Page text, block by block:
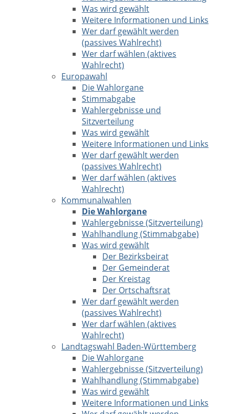
Was wird gewählt
Weitere Informationen und Links
Wer darf gewählt werden
(passives Wahlrecht)
Wer darf wählen (aktives
Wahlrecht)
Europawahl
Die Wahlorgane
Stimmabgabe
Wahlergebnisse und
Sitzverteilung
Was wird gewählt
Weitere Informationen und Links
Wer darf gewählt werden
(passives Wahlrecht)
Wer darf wählen (aktives
Wahlrecht)
Kommunalwahlen
Die Wahlorgane
Wahlergebnisse (Sitzverteilung)
Wahlhandlung (Stimmabgabe)
Was wird gewählt
Der Bezirksbeirat
Der Gemeinderat
Der Kreistag
Der Ortschaftsrat
Wer darf gewählt werden
(passives Wahlrecht)
Wer darf wählen (aktives
Wahlrecht)
Landtagswahl Baden-Württemberg
Die Wahlorgane
Wahlergebnisse (Sitzverteilung)
Wahlhandlung (Stimmabgabe)
Was wird gewählt
Weitere Informationen und Links